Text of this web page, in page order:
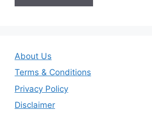
About Us
Terms & Conditions
Privacy Policy
Disclaimer